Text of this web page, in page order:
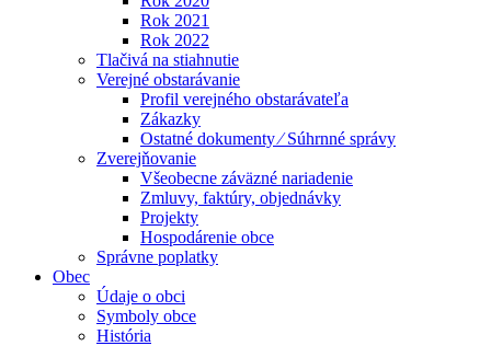
Rok 2021
Rok 2022
Tlačivá na stiahnutie
Verejné obstarávanie
Profil verejného obstarávateľa
Zákazky
Ostatné dokumenty ⁄ Súhrnné správy
Zverejňovanie
Všeobecne záväzné nariadenie
Zmluvy, faktúry, objednávky
Projekty
Hospodárenie obce
Správne poplatky
Obec
Údaje o obci
Symboly obce
História